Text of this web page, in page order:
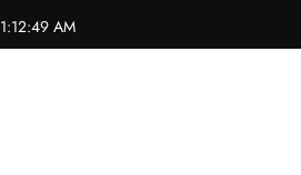
1:12:50 AM